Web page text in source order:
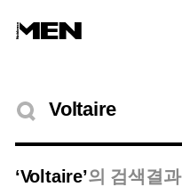
검색결과
‘Voltaire’의 검색결과